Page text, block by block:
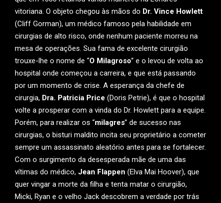
vitoriana. O objeto chegou às mãos do Dr. Vince Howlett
(Cliff Gorman), um médico famoso pela habilidade em
cirurgias de alto risco, onde nenhum paciente morreu na
mesa de operações. Sua fama de excelente cirurgião
trouxe-lhe o nome de “O Milagroso” e o levou de volta ao
hospital onde começou a carreira, e que está passando
por um momento de crise. A esperança da chefe de
cirurgia, Dra. Patricia Price (Doris Petrie), é que o hospital
volte a prosperar com a vinda do Dr. Howlett para a equipe.
Porém, para realizar os “milagres” de sucesso nas
cirurgias, o bisturi maldito incita seu proprietário a cometer
sempre um assassinato aleatório antes para se fortalecer.
Com o surgimento da desesperada mãe de uma das
vítimas do médico, Jean Flappen (Elva Mai Hoover), que
quer vingar a morte da filha e tenta matar o cirurgião,
Micki, Ryan e o velho Jack descobrem a verdade por trás